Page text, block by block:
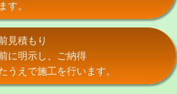
加工)
止め)
具設置) 5,500円
使用（バンド止
5,500円
す。
見積もり
に明示し、ご納得
うえで施工を行います。